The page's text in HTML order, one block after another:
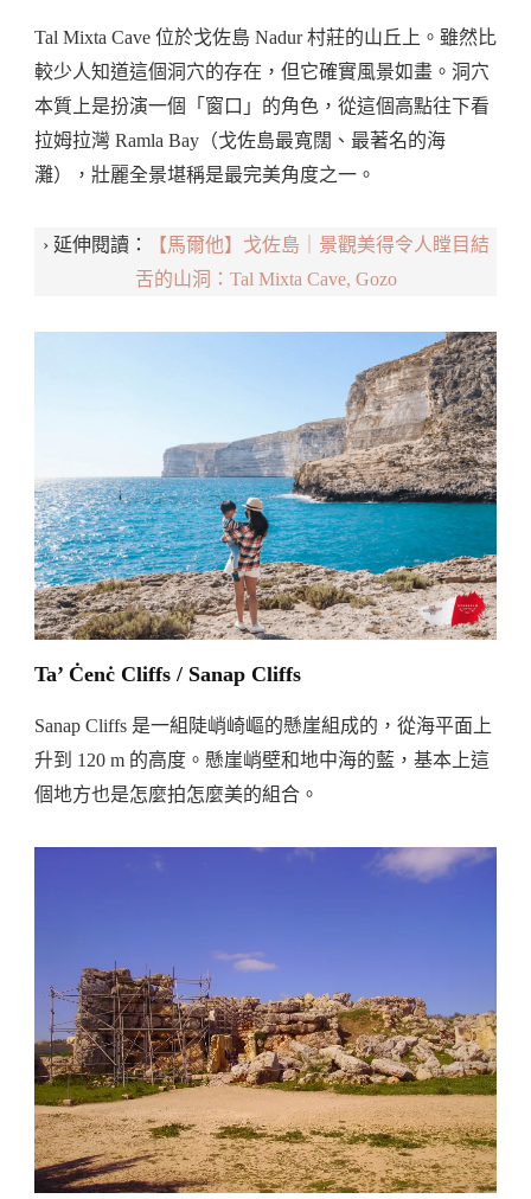
Tal Mixta Cave 位於戈佐島 Nadur 村莊的山丘上。雖然比
較少人知道這個洞穴的存在，但它確實風景如畫。洞穴
本質上是扮演一個「窗口」的角色，從這個高點往下看
拉姆拉灣 Ramla Bay（戈佐島最寬闊、最著名的海
灘），壯麗全景堪稱是最完美角度之一。
› 延伸閱讀：
【馬爾他】戈佐島｜景觀美得令人瞠目結
舌的山洞：Tal Mixta Cave, Gozo
Ta’ Ċenċ Cliffs / Sanap Cliffs
Sanap Cliffs 是一組陡峭崎嶇的懸崖組成的，從海平面上
升到 120 m 的高度。懸崖峭壁和地中海的藍，基本上這
個地方也是怎麼拍怎麼美的組合。